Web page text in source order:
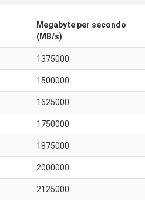
Megabyte per secondo
(MB/s)
1375000
1500000
1625000
1750000
1875000
2000000
2125000